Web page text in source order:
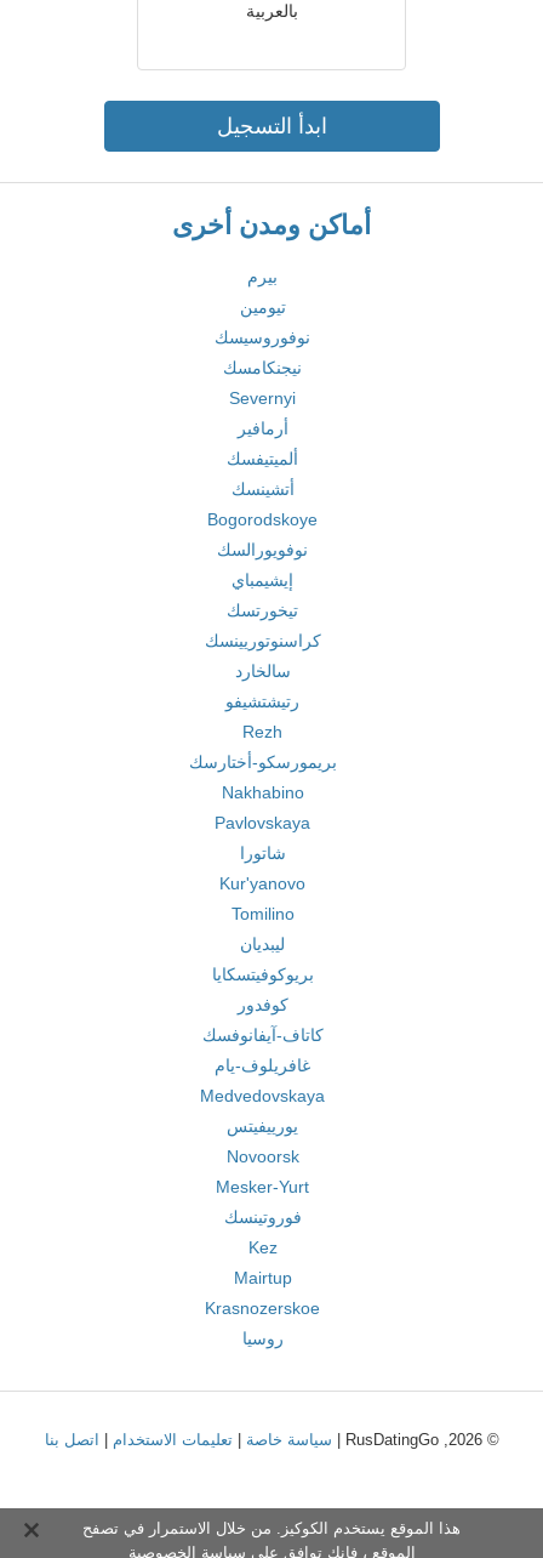
بالعربية
ابدأ التسجيل
أماكن ومدن أخرى
بيرم
تيومين
نوفوروسيسك
نيجنكامسك
Severnyi
أرمافير
ألميتيفسك
أتشينسك
Bogorodskoye
نوفويورالسك
إيشيمباي
تيخورتسك
كراسنوتوريينسك
سالخارد
رتيشتشيفو
Rezh
بريمورسكو-أختارسك
Nakhabino
Pavlovskaya
شاتورا
Kur'yanovo
Tomilino
ليبديان
بريوكوفيتسكايا
كوفدور
كاتاف-آيفانوفسك
غافريلوف-يام
Medvedovskaya
يورييفيتس
Novoorsk
Mesker-Yurt
فوروتينسك
Kez
Mairtup
Krasnozerskoe
روسيا
© 2026, RusDatingGo | سياسة خاصة |تعليمات الاستخدام اتصل بنا
هذا الموقع يستخدم الكوكيز. من خلال الاستمرار في تصفح
الموقع ، فإنك توافق على سياسة الخصوصية